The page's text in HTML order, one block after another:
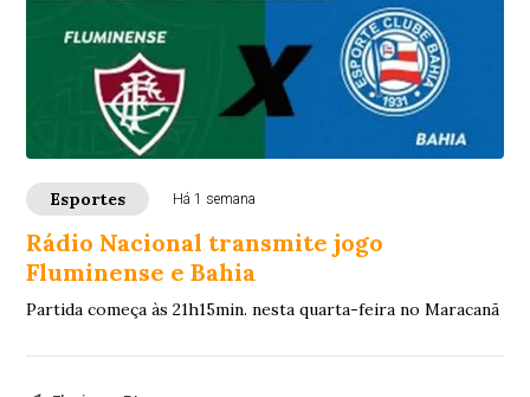
Esportes Há 1 semana
Rádio Nacional transmite jogo
Fluminense e Bahia
Partida começa às 21h15min. nesta quarta-feira no Maracanã